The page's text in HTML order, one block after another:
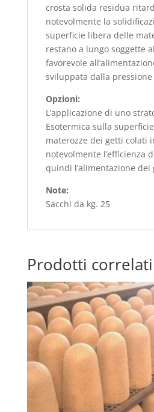
crosta solida residua
notevolmente la
superficie libera delle
restano a lungo soggette
favorevole
sviluppata dalla
Opzioni:
L’applicazione di uno
Esotermica sulla
materozze dei getti colati
notevolmente l’efficienza
quindi l’alimentazione dei
Note:
Sacchi da kg. 25
Prodotti correlati